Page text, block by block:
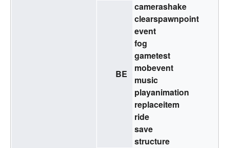
BE
camerashake
clearspawnpoint
event
fog
gametest
mobevent
music
playanimation
replaceitem
ride
save
structure